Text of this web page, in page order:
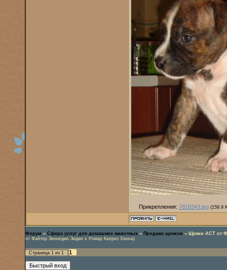
Прикрепления: 7818343.jpg (159.9
Форум » Сфера услуг для домашних животных » Продажа щенков » Щенки АСТ от
от Файтер Зиннедин Зидан х Ромар Каприз Ханна)
Страница 1 из 1 1